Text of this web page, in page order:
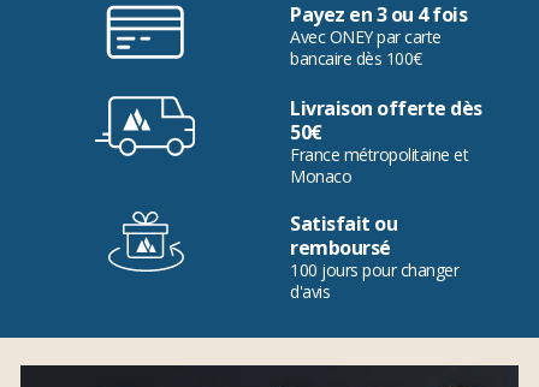
Payez en 3 ou 4 fois
Avec ONEY par carte
bancaire dès 100€
Livraison offerte dès
50€
France métropolitaine et
Monaco
Satisfait ou
remboursé
100 jours pour changer
d'avis